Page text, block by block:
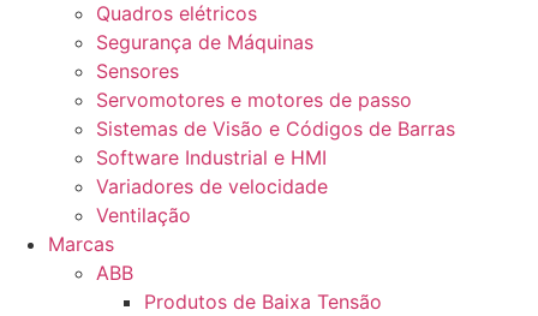
Quadros elétricos
Segurança de Máquinas
Sensores
Servomotores e motores de passo
Sistemas de Visão e Códigos de Barras
Software Industrial e HMI
Variadores de velocidade
Ventilação
Marcas
ABB
Produtos de Baixa Tensão